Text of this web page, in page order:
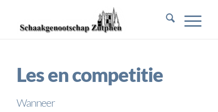
Les en competitie
Wanneer